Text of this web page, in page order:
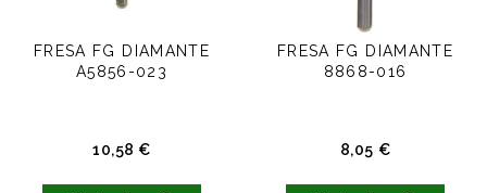
FRESA FG DIAMANTE
A5856-023
10,58 €Precio
FRESA FG DIAMANTE
8868-016
8,05 €Precio